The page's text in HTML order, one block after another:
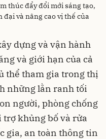
thúc đẩy đổi mới sáng tạo,
và nâng cao vị thế của
dựng và vận hành
và giới hạn của cả
thể tham gia trong thị
những lằn ranh tối
người, phòng chống
trợ khủng bố và rửa
gia, an toàn thông tin